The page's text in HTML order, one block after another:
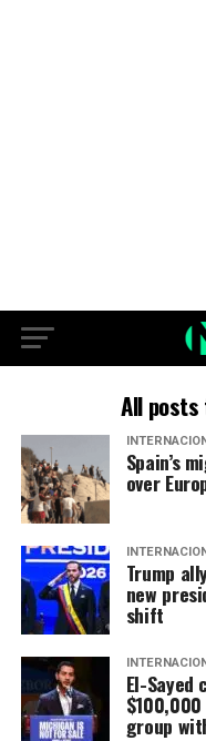
All
Spain’s
over
Trump
new
shift
El-Sayed
group